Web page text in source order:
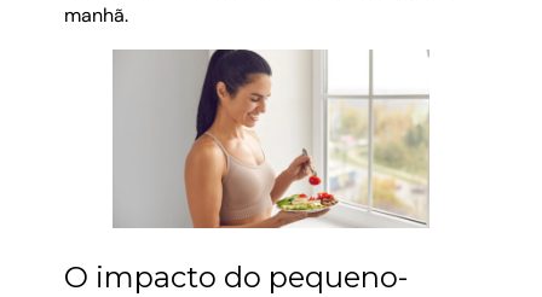
manhã.
O impacto do pequeno-